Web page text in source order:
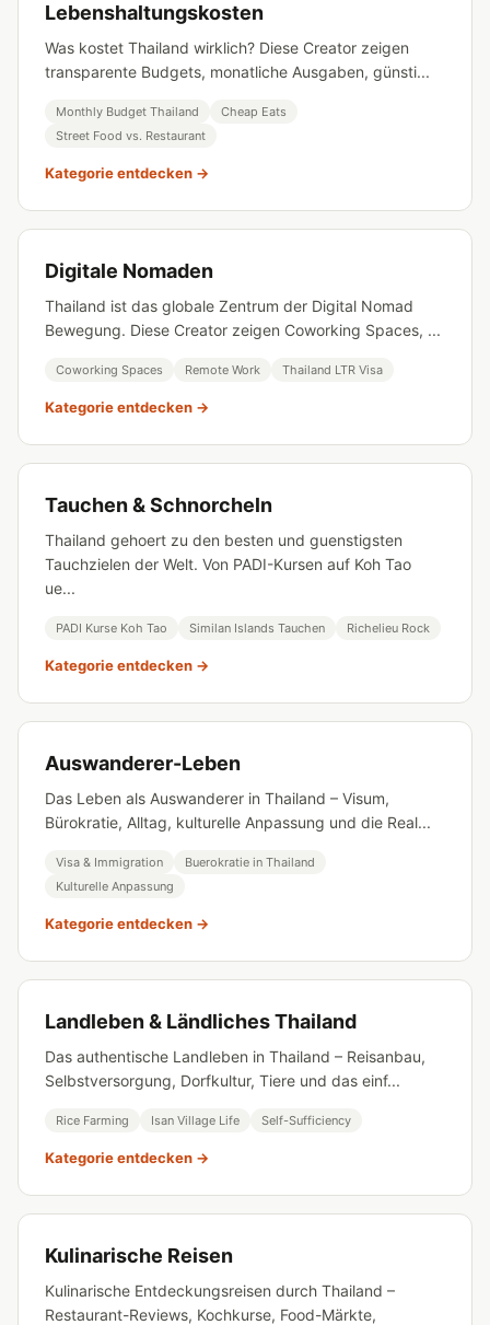
Lebenshaltungskosten
Was kostet Thailand wirklich? Diese Creator zeigen
transparente Budgets, monatliche Ausgaben, günsti...
Monthly Budget Thailand
Cheap Eats
Street Food vs. Restaurant
Kategorie entdecken →
Digitale Nomaden
Thailand ist das globale Zentrum der Digital Nomad
Bewegung. Diese Creator zeigen Coworking Spaces, ...
Coworking Spaces Remote Work Thailand LTR Visa
Kategorie entdecken →
Tauchen & Schnorcheln
Thailand gehoert zu den besten und guenstigsten
Tauchzielen der Welt. Von PADI-Kursen auf Koh Tao
ue...
PADI Kurse Koh Tao Similan Islands Tauchen Richelieu Rock
Kategorie entdecken →
Auswanderer-Leben
Das Leben als Auswanderer in Thailand – Visum,
Bürokratie, Alltag, kulturelle Anpassung und die Real...
Visa & Immigration
Buerokratie in Thailand
Kulturelle Anpassung
Kategorie entdecken →
Landleben & Ländliches Thailand
Das authentische Landleben in Thailand – Reisanbau,
Selbstversorgung, Dorfkultur, Tiere und das einf...
Rice Farming Isan Village Life Self-Sufficiency
Kategorie entdecken →
Kulinarische Reisen
Kulinarische Entdeckungsreisen durch Thailand –
Restaurant-Reviews, Kochkurse, Food-Märkte,